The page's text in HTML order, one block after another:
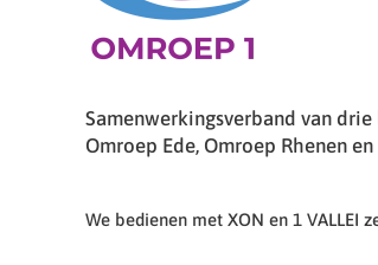
Samenwerkingsverband van
Omroep Ede, Omroep Rhenen
We bedienen met XON en 1 VALLEI